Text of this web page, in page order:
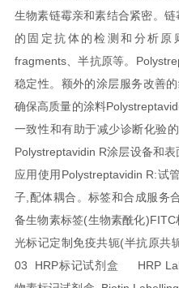
生物素链霉亲和素结合紧密。
的固定抗体的检测和分析原
fragments、半抗原等。
稳定性。额外的涂层服务改善
确保高质量的涂料
一致性和有助于减少诊断化验
Polystreptavidin R涂层设备和表
应用使用Polystreptavidin R:试
子,配体耦合。标签和合成服务
备生物素标签(生物素酰化)FITC
光标记定制免疫共轭(半抗原共
03 HRP标记试剂盒 HRP